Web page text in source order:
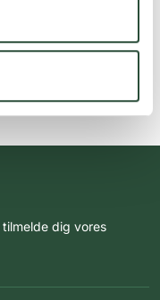
dig vores